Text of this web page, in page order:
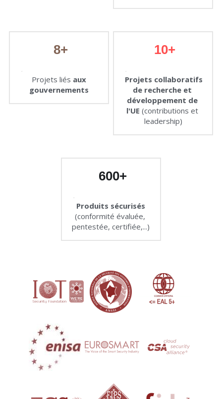
8+
Projets liés aux
gouvernements
10+
Projets collaboratifs
de recherche et
développement de
l'UE (contributions et
leadership)
600+
Produits sécurisés
(conformité évaluée,
pentestée, certifiée,...)